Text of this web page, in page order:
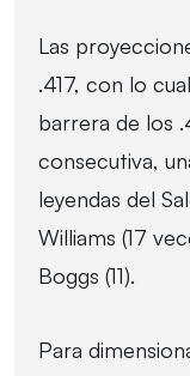
Las
.417, con lo
barrera de los
consecutiva,
leyendas del
Williams (17
Boggs (11).
Para